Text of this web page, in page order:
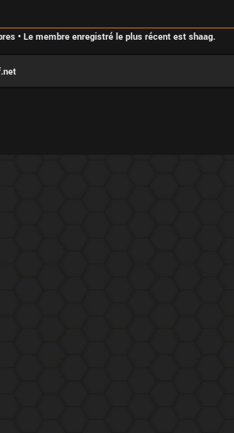
• Le membre enregistré le plus récent est shaag.